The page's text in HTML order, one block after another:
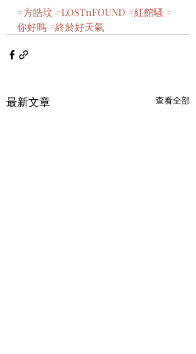
#方皓玟 #LOSTnFOUND #紅館騷 #
你好嗎 #終於好天氣
最新文章 查看全部